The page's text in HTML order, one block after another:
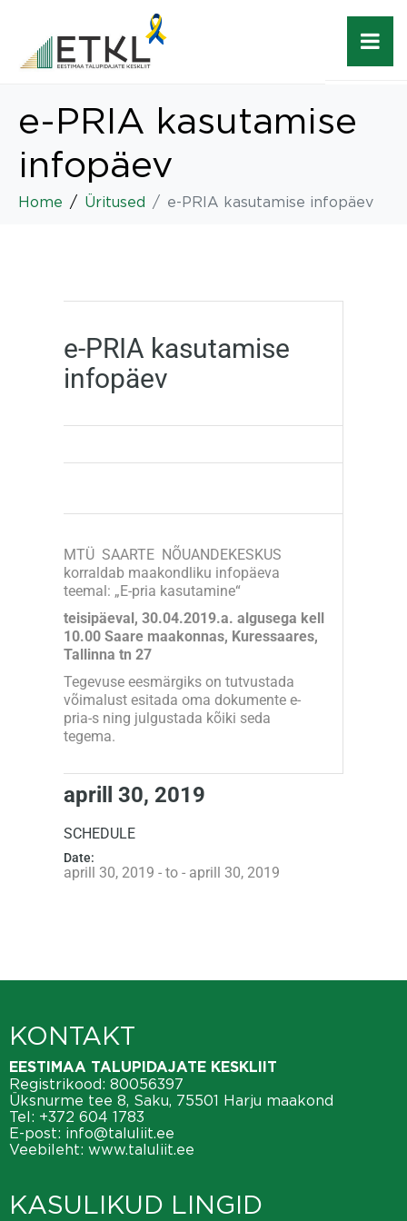
e-PRIA kasutamise
infopäev
Home Üritused e-PRIA kasutamise infopäev
e-PRIA kasutamise
infopäev
MTÜ SAARTE NÕUANDEKESKUS
korraldab maakondliku infopäeva
teemal: „E-pria kasutamine“
teisipäeval, 30.04.2019.a. algusega kell
10.00 Saare maakonnas, Kuressaares,
Tallinna tn 27
Tegevuse eesmärgiks on tutvustada
võimalust esitada oma dokumente e-
pria-s ning julgustada kõiki seda
tegema.
aprill 30, 2019
SCHEDULE
Date:
aprill 30, 2019 - to - aprill 30, 2019
KONTAKT
EESTIMAA TALUPIDAJATE KESKLIIT
Registrikood: 80056397
Üksnurme tee 8, Saku, 75501 Harju maakond
Tel: +372 604 1783
E-post: info@taluliit.ee
Veebileht: www.taluliit.ee
KASULIKUD LINGID